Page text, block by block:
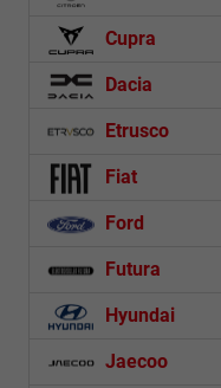
Cupra
Dacia
Etrusco
Fiat
Ford
Futura
Hyundai
Jaecoo